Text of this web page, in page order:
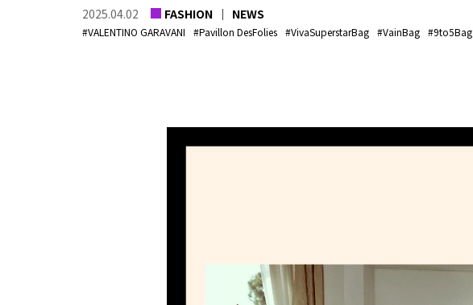
2025.04.02 FASHION NEWS
#VALENTINO GARAVANI #Pavillon DesFolies #VivaSuperstarBag #VainBag #9to5Bag